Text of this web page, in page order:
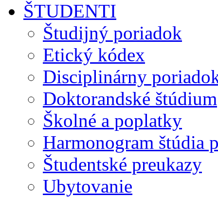
ŠTUDENTI
Študijný poriadok
Etický kódex
Disciplinárny
Doktorandské štúdium
Školné a poplatky
Harmonogram štúdia
Študentské preukazy
Ubytovanie